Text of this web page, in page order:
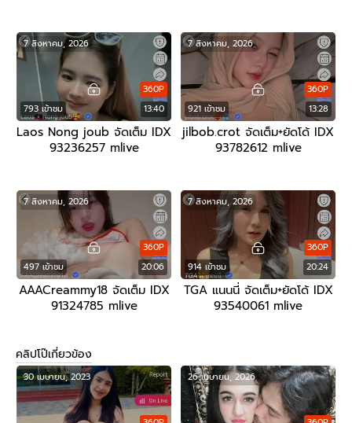
793 เข้าชม 13:40
360P
7 สิงหาคม, 2026
Laos Nong joub จัดเต็ม IDX
93236257 mlive
921 เข้าชม 13:28
360P
7 สิงหาคม, 2026
jilbob.crot จัดเต็ม+ยัดโด้ IDX
93782612 mlive
497 เข้าชม 20:06
360P
7 สิงหาคม, 2026
AAACreammy18 จัดเต็ม IDX
91324785 mlive
914 เข้าชม 20:24
360P
7 สิงหาคม, 2026
TGA แนนนี่ จัดเต็ม+ยัดโด้ IDX
93540061 mlive
คลิปโป๊เกี่ยวข้อง
30 เมษายน, 2023 26 เมษายน, 2026